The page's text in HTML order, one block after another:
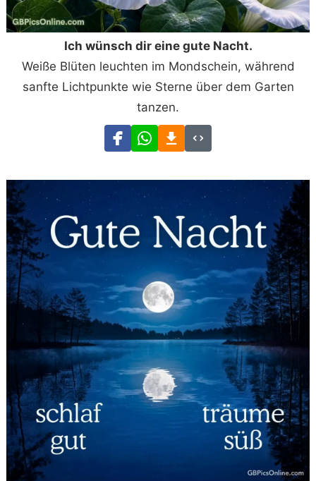
Ich wünsch dir eine gute Nacht.
Weiße Blüten leuchten im Mondschein, während
sanfte Lichtpunkte wie Sterne über dem Garten
tanzen.